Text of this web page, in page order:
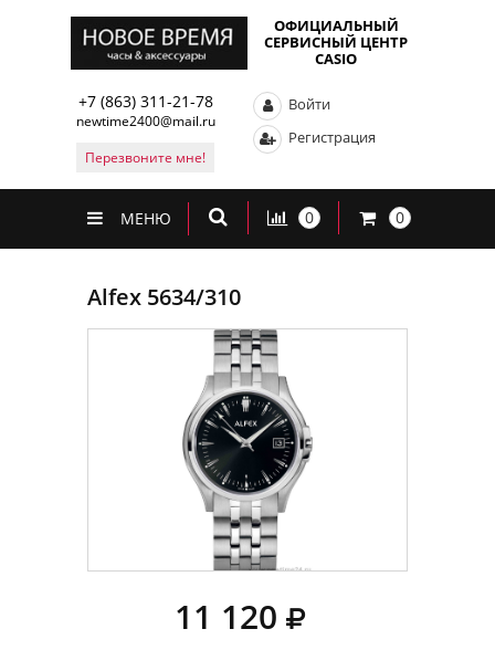
ОФИЦИАЛЬНЫЙ
СЕРВИСНЫЙ ЦЕНТР
CASIO
+7 (863) 311-21-78
newtime2400@mail.ru
Перезвоните мне!
Войти
Регистрация
МЕНЮ 0 0
Alfex 5634/310
11 120